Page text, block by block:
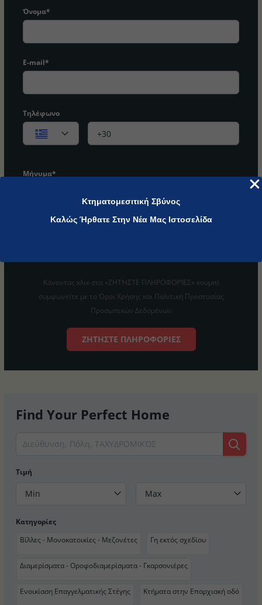
Κτηματομεσιτική Σβύνος
Καλώς Ήρθατε Στην Νέα Μας Ιστοσελίδα
Όνομα*
E-mail*
Τηλέφωνο
Μήνυμα*
Κάνοντας κλικ στο «ΖΗΤΉΣΤΕ ΠΛΗΡΟΦΟΡΊΕΣ» κουμπί
συμφωνείτε με το Όροι Χρήσης και Πολιτική Προστασίας
Προσωπικών Δεδομένων
ΖΗΤΉΣΤΕ ΠΛΗΡΟΦΟΡΊΕΣ
Find Your Perfect Home
Τιμή
Min Max
Κατηγορίες
Βίλλες - Μονοκατοικίες - Μεζονέτες
Γη εκτός σχεδίου
Διαμερίσματα - Οροφοδιαμερίσματα - Γκαρσονιέρες
Ενοικίαση Επαγγελματικής Στέγης Κτήματα στην Επαρχιακή οδό